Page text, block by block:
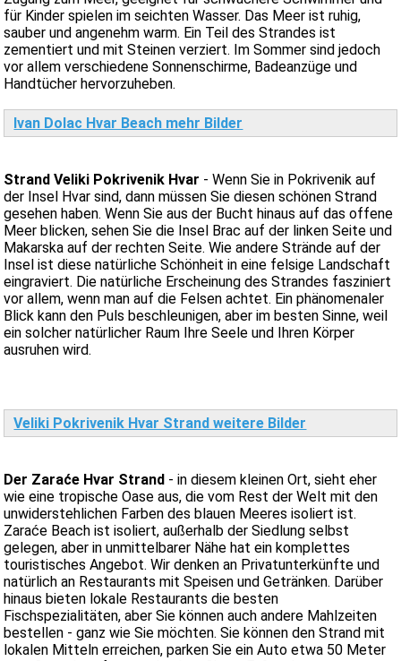
für Kinder spielen im seichten Wasser. Das Meer ist ruhig,
sauber und angenehm warm. Ein Teil des Strandes ist
zementiert und mit Steinen verziert. Im Sommer sind jedoch
vor allem verschiedene Sonnenschirme, Badeanzüge und
Handtücher hervorzuheben.
Ivan Dolac Hvar Beach mehr Bilder
Strand Veliki Pokrivenik Hvar - Wenn Sie in Pokrivenik auf
der Insel Hvar sind, dann müssen Sie diesen schönen Strand
gesehen haben. Wenn Sie aus der Bucht hinaus auf das offene
Meer blicken, sehen Sie die Insel Brac auf der linken Seite und
Makarska auf der rechten Seite. Wie andere Strände auf der
Insel ist diese natürliche Schönheit in eine felsige Landschaft
eingraviert. Die natürliche Erscheinung des Strandes fasziniert
vor allem, wenn man auf die Felsen achtet. Ein phänomenaler
Blick kann den Puls beschleunigen, aber im besten Sinne, weil
ein solcher natürlicher Raum Ihre Seele und Ihren Körper
ausruhen wird.
Veliki Pokrivenik Hvar Strand weitere Bilder
Der Zaraće Hvar Strand - in diesem kleinen Ort, sieht eher
wie eine tropische Oase aus, die vom Rest der Welt mit den
unwiderstehlichen Farben des blauen Meeres isoliert ist.
Zaraće Beach ist isoliert, außerhalb der Siedlung selbst
gelegen, aber in unmittelbarer Nähe hat ein komplettes
touristisches Angebot. Wir denken an Privatunterkünfte und
natürlich an Restaurants mit Speisen und Getränken. Darüber
hinaus bieten lokale Restaurants die besten
Fischspezialitäten, aber Sie können auch andere Mahlzeiten
bestellen - ganz wie Sie möchten. Sie können den Strand mit
lokalen Mitteln erreichen, parken Sie ein Auto etwa 50 Meter